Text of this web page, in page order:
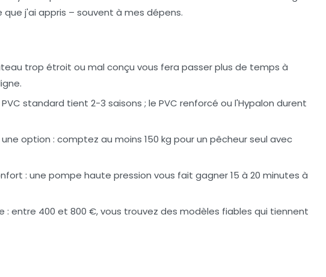
j'ai appris – souvent à mes dépens.
trop étroit ou mal conçu vous fera passer plus de temps à
standard tient 2-3 saisons ; le PVC renforcé ou l'Hypalon durent
option : comptez au moins 150 kg pour un pêcheur seul avec
: une pompe haute pression vous fait gagner 15 à 20 minutes à
: entre 400 et 800 €, vous trouvez des modèles fiables qui tiennent